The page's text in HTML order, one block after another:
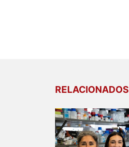
RELACIONADOS